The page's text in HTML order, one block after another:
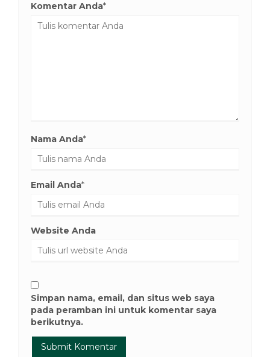
Komentar Anda*
Nama Anda*
Email Anda*
Website Anda
Simpan nama, email, dan situs web saya
pada peramban ini untuk komentar saya
berikutnya.